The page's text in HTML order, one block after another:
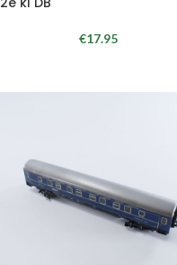
€17.95